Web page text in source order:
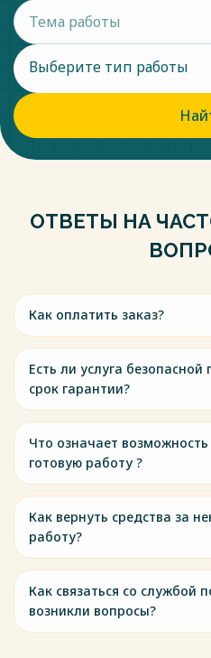
обучающихся с ОВЗ и т.д.
учреждения являются
ППС , Медведь И.В. -
школы, Координатор по
сопровождению — Столярова
Весь текст будет доступен
Выберите тип работы
ОТВЕТЫ НА
Как оплатить заказ?
Есть ли услуга безопасной
срок гарантии?
Что означает
готовую работу ?
Как вернуть средства за
работу?
Как связаться со службой
возникли вопросы?